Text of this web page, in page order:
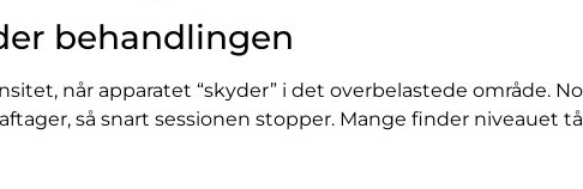
behandlingen
når apparatet “skyder” i det overbelastede område.
så snart sessionen stopper. Mange finder niveauet